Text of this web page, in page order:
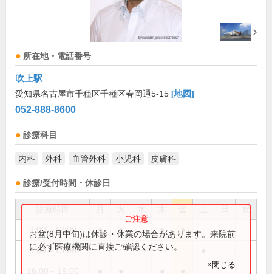
所在地・電話番号
吹上駅
愛知県名古屋市千種区千種区春岡通5-15 [地図]
052-888-8600
診療科目
内科 外科 血管外科 小児科 皮膚科
診療/受付時間・休診日
祝
9:00～12:00 ● ● ● ●
9:00～13:00
お盆(8月中旬)は休診・休業の場合があります。来院前
に必ず医療機関に直接ご確認ください。
×閉じる